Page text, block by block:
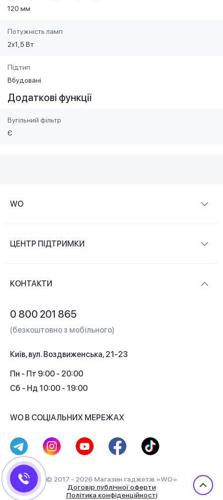
120 мм
Потужність ламп
2x1,5 Вт
Підтип
Вбудовані
Додаткові функції
Вугільний фільтр
Є
WO
Контакти
ЦЕНТР ПІДТРИМКИ
Кешбек
КОНТАКТИ
0 800 201 865
(безкоштовно з мобільного)
Київ, вул. Воздвиженська, 21-23
Пн - Пт 9:00 - 20:00
Сб - Нд 10:00 - 19:00
WO В СОЦІАЛЬНИХ МЕРЕЖАХ
© 2017 - 2026 Магазин гаджетів «WO»
Договір публічної оферти
Політика конфіденційності